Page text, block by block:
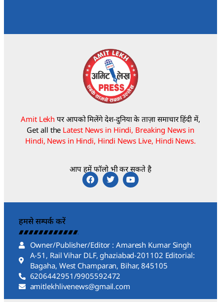
Amit Lekh पर आपको मिलेंगे देश-दुनिया के ताज़ा समाचार हिंदी में,
Get all the Latest News in Hindi, Breaking News in
Hindi, News in Hindi, Hindi News Live, Hindi News.
आप हमें फॉलो भी कर सकते है
हमसे सम्पर्क करें
Owner/Publisher/Editor : Amaresh Kumar Singh
A-51, Rail Vihar DLF, ghaziabad-201102 Editorial:
Bagaha, West Champaran, Bihar, 845105
6206442951/9905592472
amitlekhlivenews@gmail.com